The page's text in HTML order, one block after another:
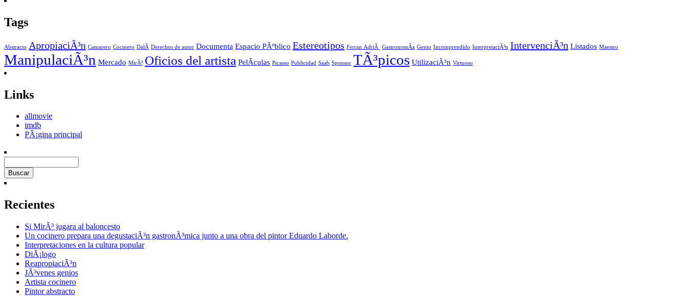
Tags
Abstracto ApropiaciÃ³n Camarero Cocinero DalÃ­ Derechos de autor Documenta Espacio PÃºblico Estereotipos Ferran AdriÃ GastronomÃ­a Genio Incomprendido InterpretaciÃ³n IntervenciÃ³n Listados Maestro
ManipulaciÃ³n Mercado MirÃ³ Oficios del artista PelÃ­culas Picasso Publicidad Saab Sponsor TÃ³picos UtilizaciÃ³n Virtuoso
Links
allmovie
imdb
PÃ¡gina principal
Recientes
Si MirÃ³ jugara al baloncesto
Un cocinero prepara una degustaciÃ³n gastronÃ³mica junto a una obra del pintor Eduardo Laborde.
Interpretaciones en la cultura popular
DiÃ¡logo
ReapropiaciÃ³n
JÃ³venes genios
Artista cocinero
Pintor abstracto